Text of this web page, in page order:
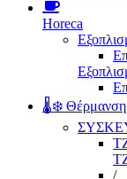
Horeca
🌡️❄️
/